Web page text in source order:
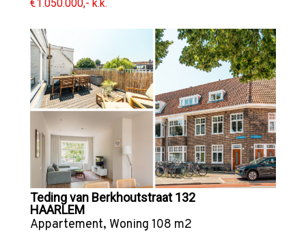
€1.050.000,- k.k.
Teding van Berkhoutstraat 132
HAARLEM
Appartement, Woning 108 m2